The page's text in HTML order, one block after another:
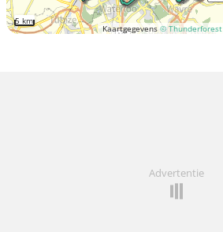
Kaartgegevens© Thunderforest
5 km
Advertentie